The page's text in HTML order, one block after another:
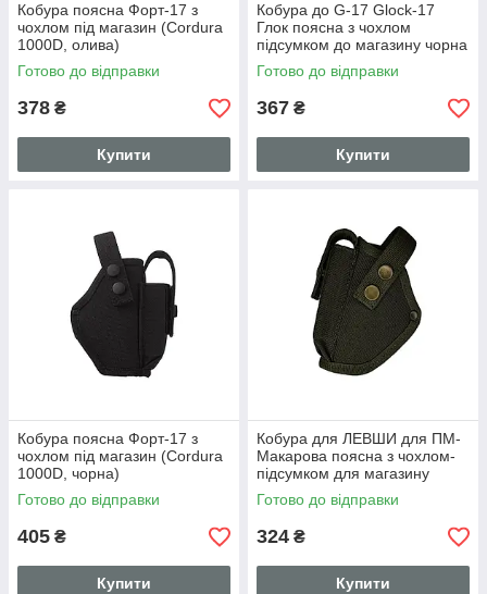
Кобура поясна Форт-17 з
чохлом під магазин (Cordura
1000D, олива)
Готово до відправки
378 ₴
Купити
Кобура до G-17 Glock-17
Глок поясна з чохлом
підсумком до магазину чорна
SV
Готово до відправки
367 ₴
Купити
Кобура поясна Форт-17 з
чохлом під магазин (Cordura
1000D, чорна)
Готово до відправки
405 ₴
Купити
Кобура для ЛЕВШИ для ПМ-
Макарова поясна з чохлом-
підсумком для магазину
(oxford, олива)
Готово до відправки
324 ₴
Купити